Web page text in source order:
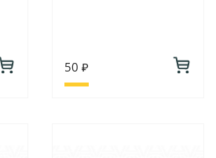
50 ₽